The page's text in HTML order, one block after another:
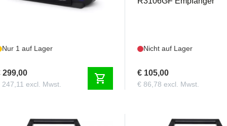
Nur 1 auf Lager
299,00
247,11 excl. Mwst. shopping_cart
Nicht auf Lager
€ 105,00
€ 86,78 excl. Mwst.